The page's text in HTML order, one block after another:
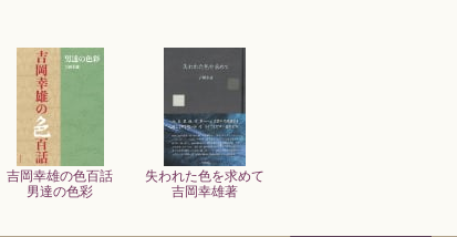
吉岡幸雄の色百話
男達の色彩
失われた色を求めて
吉岡幸雄著